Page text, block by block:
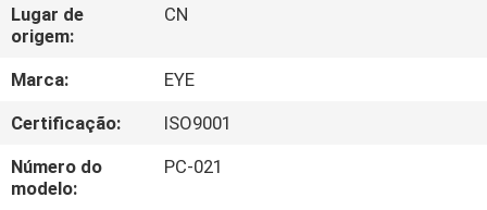
FÁBRICA
CONTROLE
DE
QUALIDADE
Lugar de
origem:
CN
Marca:
EYE
Certificação:
ISO9001
Número do
modelo:
PC-021